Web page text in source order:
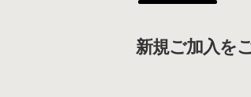
新規ご加入を